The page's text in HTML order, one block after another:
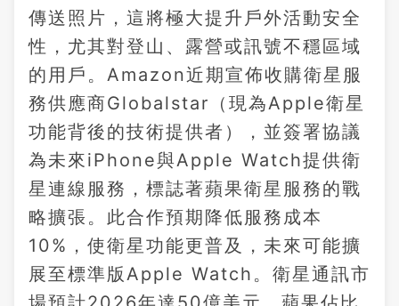
傳送照片，這將極大提升戶外活動安全
性，尤其對登山、露營或訊號不穩區域
的用戶。Amazon近期宣佈收購衛星服
務供應商Globalstar（現為Apple衛星
功能背後的技術提供者），並簽署協議
為未來iPhone與Apple Watch提供衛
星連線服務，標誌著蘋果衛星服務的戰
略擴張。此合作預期降低服務成本
10%，使衛星功能更普及，未來可能擴
展至標準版Apple Watch。衛星通訊市